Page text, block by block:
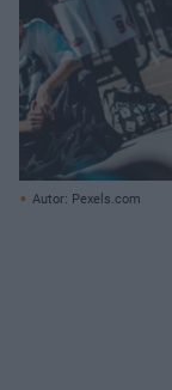
Autor: Pexels.com